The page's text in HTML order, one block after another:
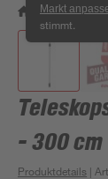
Markt
stimmt.
/ Garten &
- 300 cm
Produktdetails |